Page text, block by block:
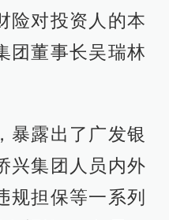
险对投资人的本
团董事长吴瑞林
暴露出了广发银
兴集团人员内外
规担保等一系列